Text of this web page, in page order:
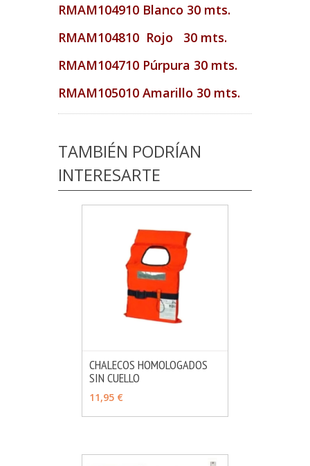
RMAM104910 Blanco 30 mts.
RMAM104810 Rojo 30 mts.
RMAM104710 Púrpura 30 mts.
RMAM105010 Amarillo 30 mts.
TAMBIÉN PODRÍAN
INTERESARTE
VER OPCIONES
CHALECOS HOMOLOGADOS
SIN CUELLO
11,95 €